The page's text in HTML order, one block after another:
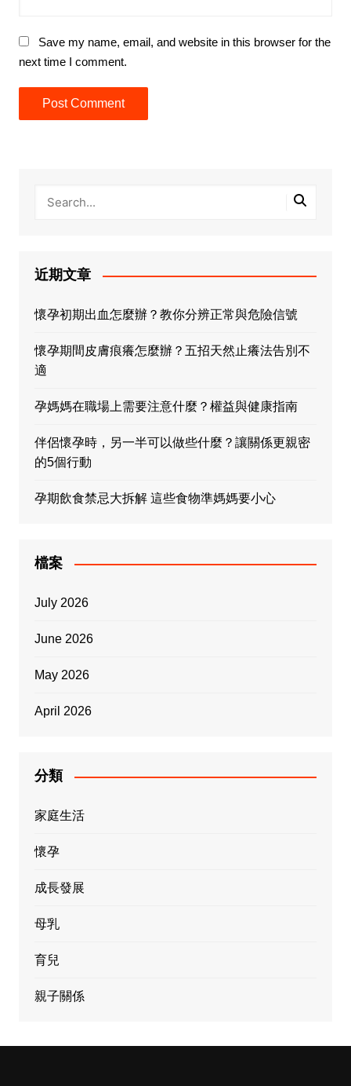
Save my name, email, and website in this browser for the
next time I comment.
近期文章
懷孕初期出血怎麼辦？教你分辨正常與危險信號
懷孕期間皮膚痕癢怎麼辦？五招天然止癢法告別不
適
孕媽媽在職場上需要注意什麼？權益與健康指南
伴侶懷孕時，另一半可以做些什麼？讓關係更親密
的5個行動
孕期飲食禁忌大拆解 這些食物準媽媽要小心
檔案
July 2026
June 2026
May 2026
April 2026
分類
家庭生活
懷孕
成長發展
母乳
育兒
親子關係